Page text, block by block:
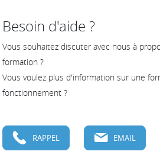
Besoin d'aide ?
Vous souhaitez discuter avec nous à
formation ?
Vous voulez plus d'information sur une
fonctionnement ?
RAPPEL EMAIL